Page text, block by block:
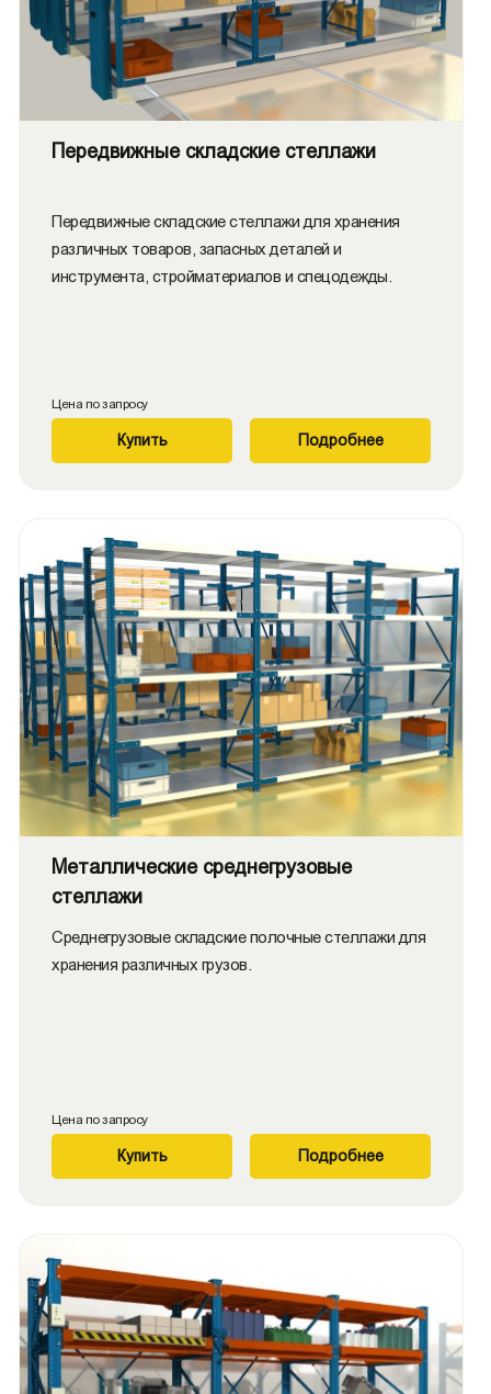
Передвижные складские стеллажи
Передвижные складские стеллажи для хранения
различных товаров, запасных деталей и
инструмента, стройматериалов и спецодежды.
Цена по запросу
Купить Подробнее
Металлические среднегрузовые
стеллажи
Среднегрузовые складские полочные стеллажи для
хранения различных грузов.
Цена по запросу
Купить Подробнее